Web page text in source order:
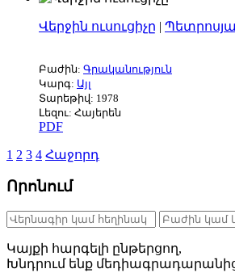
Վերջին ուսուցիչը |
Բաժին: Գրականություն
Կարգ: Այլ
Տարեթիվ: 1978
Լեզու: Հայերեն
PDF
1 2 3 4 Հաջորդ
Որոնում
Կայքի հարգելի ընթերցող,
Խնդրում ենք